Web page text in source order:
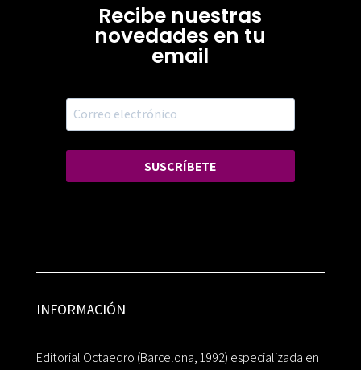
Recibe nuestras
novedades en tu
email
SUSCRÍBETE
INFORMACIÓN
Editorial Octaedro (Barcelona, 1992) especializada en